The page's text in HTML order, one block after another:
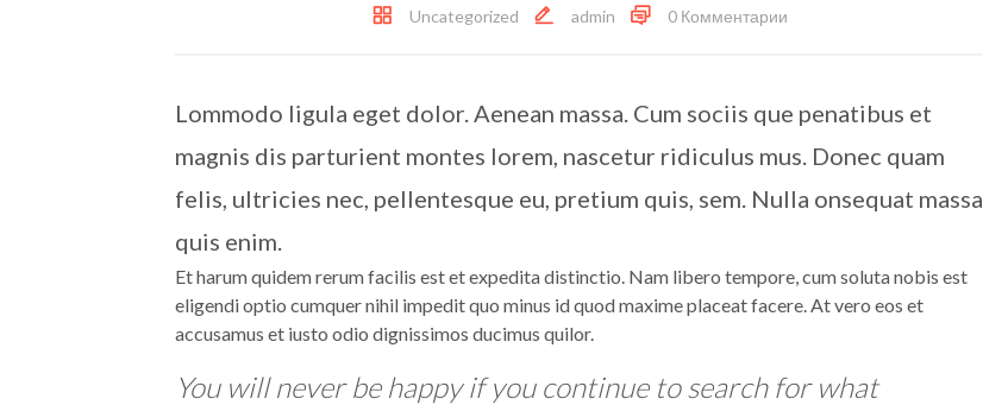
Uncategorized admin 0 Комментарии
Lommodo ligula eget dolor. Aenean massa. Cum sociis que penatibus et
magnis dis parturient montes lorem, nascetur ridiculus mus. Donec quam
felis, ultricies nec, pellentesque eu, pretium quis, sem. Nulla onsequat massa
quis enim.
Et harum quidem rerum facilis est et expedita distinctio. Nam libero tempore, cum soluta nobis est
eligendi optio cumquer nihil impedit quo minus id quod maxime placeat facere. At vero eos et
accusamus et iusto odio dignissimos ducimus quilor.
You will never be happy if you continue to search for what